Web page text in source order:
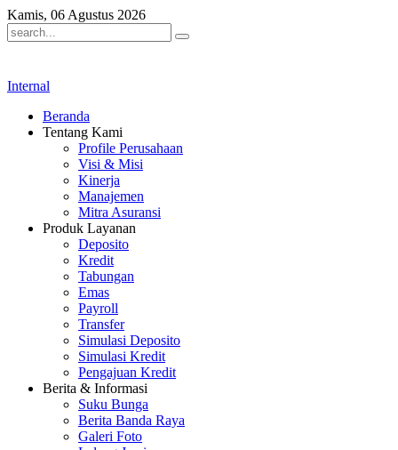
Kamis, 06 Agustus 2026
Internal
Beranda
Tentang Kami
Profile Perusahaan
Visi & Misi
Kinerja
Manajemen
Mitra Asuransi
Produk Layanan
Deposito
Kredit
Tabungan
Emas
Payroll
Transfer
Simulasi Deposito
Simulasi Kredit
Pengajuan Kredit
Berita & Informasi
Suku Bunga
Berita Banda Raya
Galeri Foto